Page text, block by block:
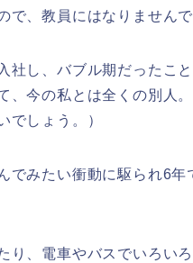
で、教員にはなりません
社し、バブル期だったこ
、今の私とは全くの別人
でしょう。）
でみたい衝動に駆られ6
り、電車やバスでいろい